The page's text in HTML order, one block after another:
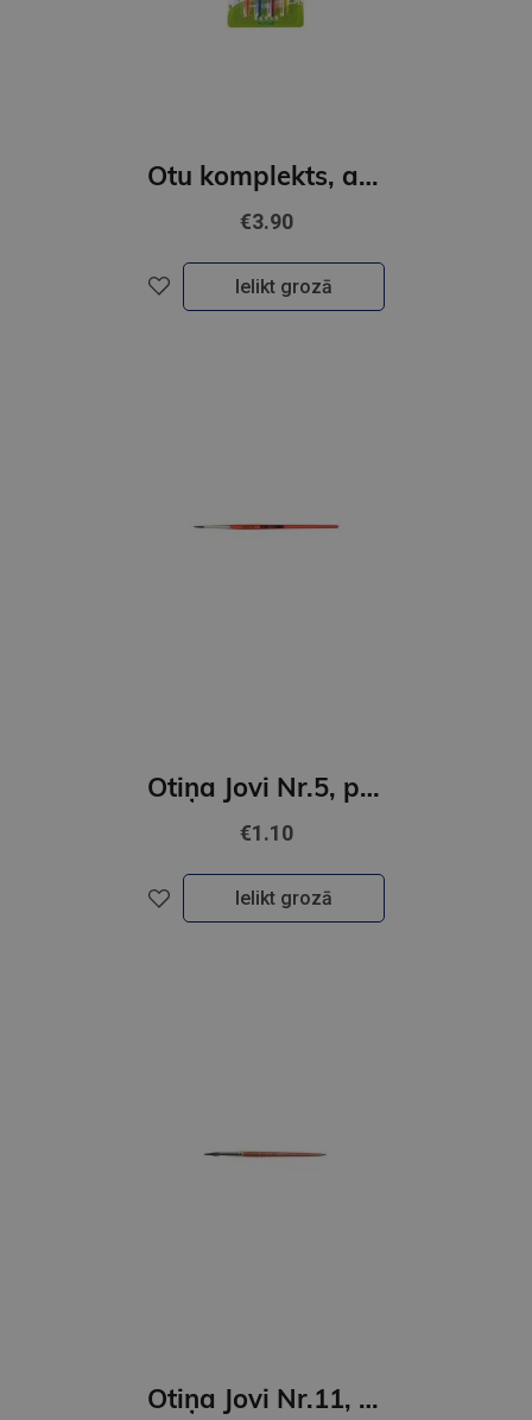
Otu komplekts, ar mīksktu satvērienu, 4 gab.
€3.90
Ielikt grozā
Otiņa Jovi Nr.5, ponija, apaļa
€1.10
Ielikt grozā
Otiņa Jovi Nr.11, ponija, apaļa